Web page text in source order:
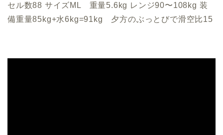
セル数88 サイズML 重量5.6kg レンジ90〜108kg 装
備重量85kg+水6kg=91kg 夕方のぶっとびで滑空比15